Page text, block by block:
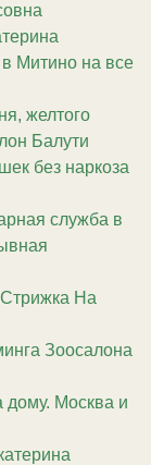
Митино на все
желтого
Балути
без наркоза
служба в
Стрижка На
Зоосалона
Москва и